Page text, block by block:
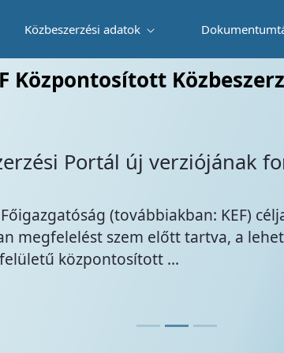
Közbeszerzési adatok
Központosított
járművek beszerzésének
történő
szervezeteket, hogy a 2022.
kibocsátású mobilitás
(a továbbiakban: Korm. ...